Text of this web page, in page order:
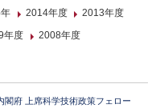
2014年度
2013年度
年度 2008年度
閣府 上席科学技術政策フェロー